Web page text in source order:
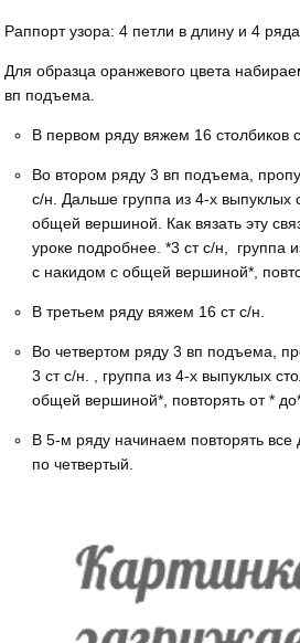
Раппорт узора: 4 петли в длину и 4
Для образца оранжевого цвета
вп подъема.
В первом ряду вяжем 16 столбиков
Во втором ряду 3 вп подъема,
с/н. Дальше группа из 4-х выпуклых
общей вершиной. Как вязать эту
уроке подробнее. *3 ст с/н, группа
с накидом с общей вершиной*,
В третьем ряду вяжем 16 ст с/н.
Во четвертом ряду 3 вп подъема,
3 ст с/н. , группа из 4-х выпуклых
общей вершиной*, повторять от *
В 5-м ряду начинаем повторять все
по четвертый.